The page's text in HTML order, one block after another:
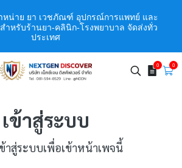
หน่าย ยา เวชภัณฑ์ อุปกรณ์การแพทย์ และ
หรับร้านยา-คลินิก-โรงพยาบาล จัดส่งทั่ว
ประเทศ
0 0
เข้าสู่ระบบ
าสู่ระบบเพื่อเข้าหน้าเพจนี้